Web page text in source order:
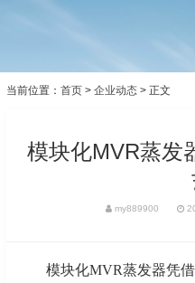
当前位置： 首页 > 企业动态 > 正文
模块化MVR蒸发
my889900
模块化MVR蒸发器凭